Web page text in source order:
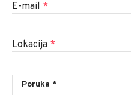
E-mail *
Lokacija *